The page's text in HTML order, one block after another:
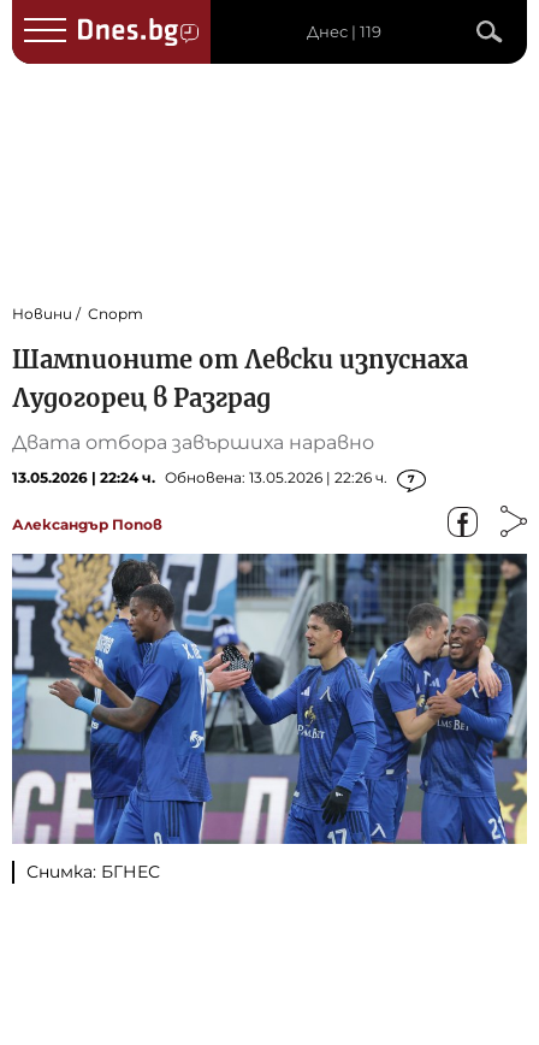
Днес | 119
Новини Спорт
Шампионите от Левски изпуснаха
Лудогорец в Разград
Двата отбора завършиха наравно
13.05.2026 | 22:24 ч. Обновена: 13.05.2026 | 22:26 ч. 7
Александър Попов
Снимка: БГНЕС